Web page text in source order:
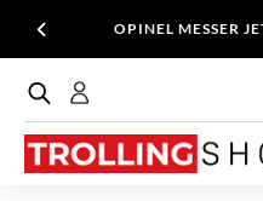
OPINEL MESSER